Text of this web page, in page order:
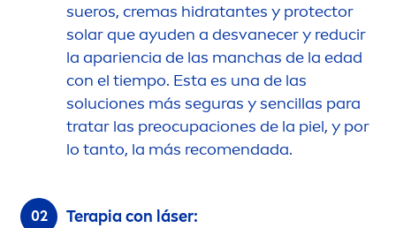
sueros, cremas hidratantes y protector
solar que ayuden a desvanecer y reducir
la apariencia de las manchas de la edad
con el tiempo. Esta es una de las
soluciones más seguras y sencillas para
tratar las preocupaciones de la piel, y por
lo tanto, la más recomendada.
Terapia con láser: